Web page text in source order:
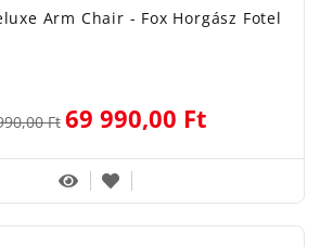
Arm Chair - Fox Horgász Fotel
Ft 69 990,00 Ft